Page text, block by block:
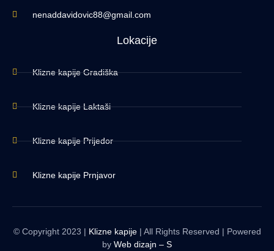
nenaddavidovic88@gmail.com
Lokacije
Klizne kapije Gradiška
Klizne kapije Laktaši
Klizne kapije Prijedor
Klizne kapije Prnjavor
© Copyright 2023 | Klizne kapije | All Rights Reserved | Powered
by Web dizajn – S